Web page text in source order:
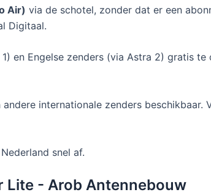
Air) via de schotel, zonder dat er een
Digitaal.
en Engelse zenders (via Astra 2) gratis
internationale zenders beschikbaar.
snel af.
Lite - Arob Antennebouw